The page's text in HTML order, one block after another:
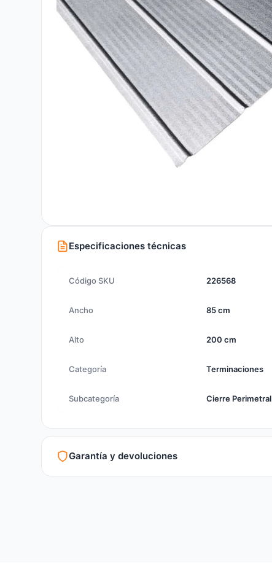
Especificaciones técnicas
Código SKU 226568
Ancho 85 cm
Alto 200 cm
Categoría Terminaciones
Subcategoría Cierre Perimetral
Garantía y devoluciones